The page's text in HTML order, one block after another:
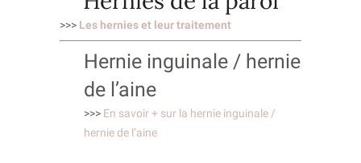
>>> Les hernies et leur traitement
Hernie inguinale / hernie
de l’aine
>>> En savoir + sur la hernie inguinale /
hernie de l’aine